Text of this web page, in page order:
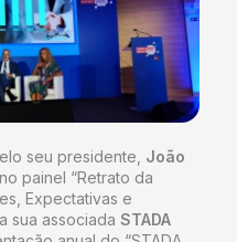
seu presidente, João
painel “Retrato da
Expectativas e
sua associada STADA